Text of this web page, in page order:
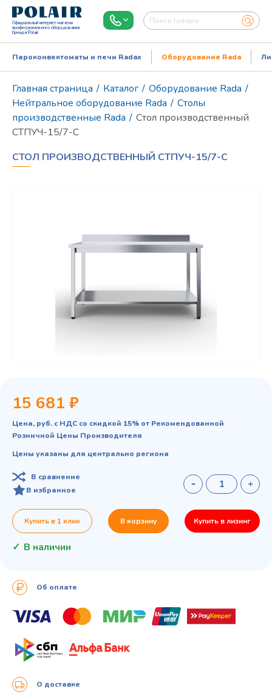
Официальный интернет-магазин
профессионального оборудования
бренда Polair
Пароконвектоматы и печи Radax Оборудование Rada
Главная страница / Каталог / Оборудование Rada /
Нейтральное оборудование Rada / Столы
производственные Rada / Стол производственный
СТПУЧ-15/7-С
СТОЛ ПРОИЗВОДСТВЕННЫЙ СТПУЧ-15/7-С
15 681 ₽
Цена, руб. с НДС со скидкой 15% от Рекомендованной
Розничной Цены Производителя
Цены указаны для центрально региона
В сравнение
В избранное
Купить в 1 клик В корзину Купить в лизинг
В наличии
Об оплате
О доставке